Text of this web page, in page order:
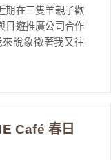
期在三隻羊親子歡
日遊推廣公司合作
說象徵著我又往
Café 春日